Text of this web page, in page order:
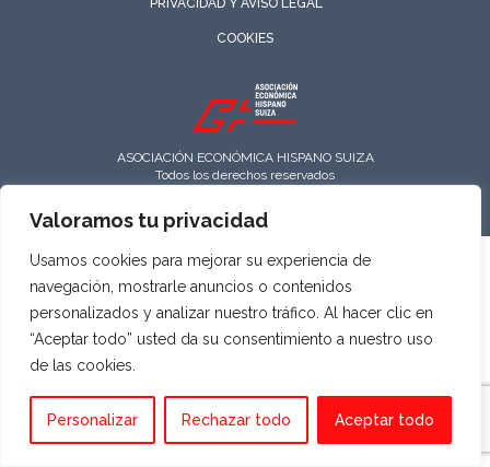
Valoramos tu privacidad
Usamos cookies para mejorar su experiencia de
navegación, mostrarle anuncios o contenidos
personalizados y analizar nuestro tráfico. Al hacer clic en
“Aceptar todo” usted da su consentimiento a nuestro uso
de las cookies.
Personalizar Rechazar todo Aceptar todo
PRIVACIDAD Y AVISO LEGAL
COOKIES
ASOCIACIÓN ECONÓMICA HISPANO SUIZA
Todos los derechos reservados